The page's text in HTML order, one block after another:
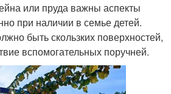
или пруда важны аспекты
при наличии в семье детей.
быть скользких поверхностей,
вспомогательных поручней.